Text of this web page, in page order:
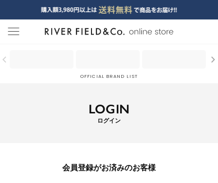
menu
OFFICIAL BRAND LIST
LOGIN
ログイン
会員登録がお済みのお客様